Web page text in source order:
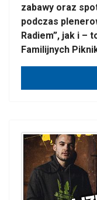
zabawy oraz
podczas
Radiem”, jak i –
Familijnych